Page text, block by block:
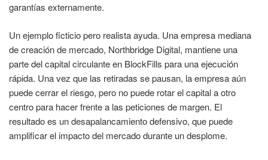
garantías externamente.
Un ejemplo ficticio pero realista ayuda. Una empresa mediana
de creación de mercado, Northbridge Digital, mantiene una
parte del capital circulante en BlockFills para una ejecución
rápida. Una vez que las retiradas se pausan, la empresa aún
puede cerrar el riesgo, pero no puede rotar el capital a otro
centro para hacer frente a las peticiones de margen. El
resultado es un desapalancamiento defensivo, que puede
amplificar el impacto del mercado durante un desplome.